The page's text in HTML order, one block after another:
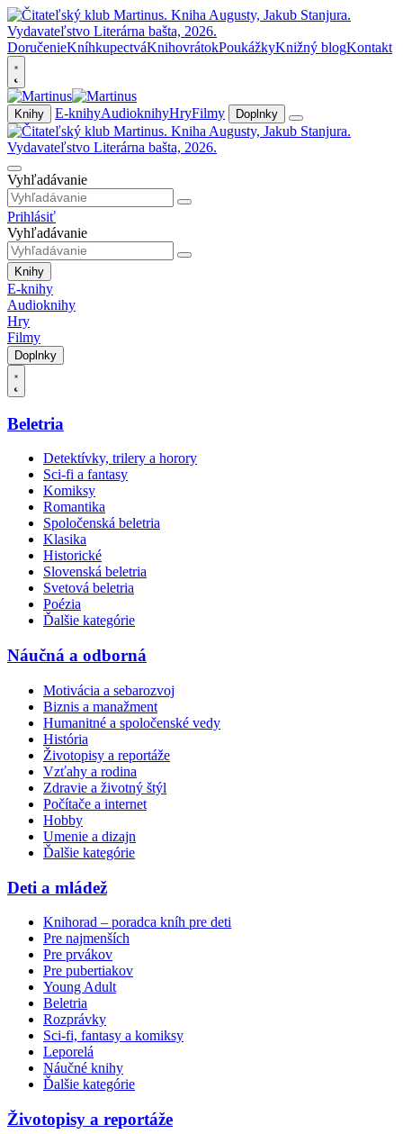
DoručenieKníhkupectváKnihovrátokPoukážkyKnižný blogKontakt
Knihy E-knihyAudioknihyHryFilmy Doplnky
Vyhľadávanie
Prihlásiť
Vyhľadávanie
Knihy
E-knihy
Audioknihy
Hry
Filmy
Doplnky
Beletria
Detektívky, trilery a horory
Sci-fi a fantasy
Komiksy
Romantika
Spoločenská beletria
Klasika
Historické
Slovenská beletria
Svetová beletria
Poézia
Ďalšie kategórie
Náučná a odborná
Motivácia a sebarozvoj
Biznis a manažment
Humanitné a spoločenské vedy
História
Životopisy a reportáže
Vzťahy a rodina
Zdravie a životný štýl
Počítače a internet
Hobby
Umenie a dizajn
Ďalšie kategórie
Deti a mládež
Knihorad – poradca kníh pre deti
Pre najmenších
Pre prvákov
Pre pubertiakov
Young Adult
Beletria
Rozprávky
Sci-fi, fantasy a komiksy
Leporelá
Náučné knihy
Ďalšie kategórie
Životopisy a reportáže